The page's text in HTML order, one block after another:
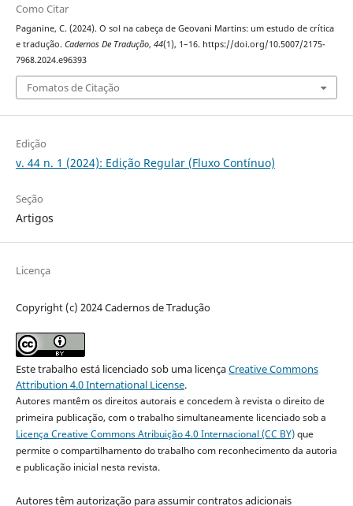
Como Citar
Paganine, C. (2024). O sol na cabeça de Geovani Martins: um estudo de crítica
e tradução. Cadernos De Tradução, 44(1), 1–16. https://doi.org/10.5007/2175-
7968.2024.e96393
Fomatos de Citação
Edição
v. 44 n. 1 (2024): Edição Regular (Fluxo Contínuo)
Seção
Artigos
Licença
Copyright (c) 2024 Cadernos de Tradução
Este trabalho está licenciado sob uma licençaCreative Commons
Attribution 4.0 International License.
Autores mantêm os direitos autorais e concedem à revista o direito de
primeira publicação, com o trabalho simultaneamente licenciado sob a
Licença Creative Commons Atribuição 4.0 Internacional (CC BY)que
permite o compartilhamento do trabalho com reconhecimento da autoria
e publicação inicial nesta revista.
Autores têm autorização para assumir contratos adicionais